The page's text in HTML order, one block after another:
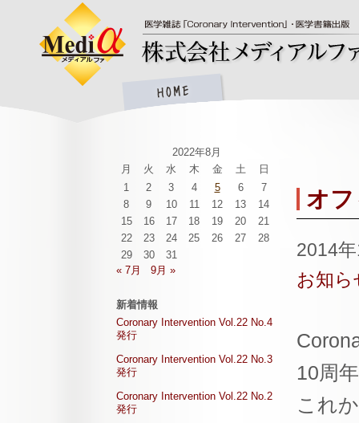
オ
2014
お知ら
10周
これ
2022年8月
月
火 水 木 金 土
日
1
2 3 4 5 6
7
8
9 10 11 12 13
14
15
16 17 18 19 20
21
22
23 24 25 26 27
28
29
30
31
« 7月
9月 »
新着情報
Coronary Intervention Vol.22 No.4
発行
Coronary Intervention Vol.22 No.3
発行
Coronary Intervention Vol.22 No.2
発行